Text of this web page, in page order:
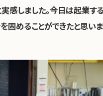
感しました。今日は起業す
固めることができたと思いま